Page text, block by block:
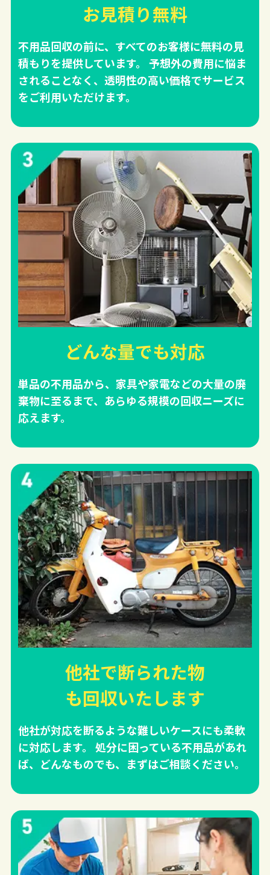
お見積り無料
不用品回収の前に、すべてのお客様に無料の見
積もりを提供しています。 予想外の費用に悩ま
されることなく、透明性の高い価格でサービス
をご利用いただけます。
どんな量でも対応
単品の不用品から、家具や家電などの大量の廃
棄物に至るまで、あらゆる規模の回収ニーズに
応えます。
他社で断られた物
も回収いたします
他社が対応を断るような難しいケースにも柔軟
に対応します。 処分に困っている不用品があれ
ば、どんなものでも、まずはご相談ください。